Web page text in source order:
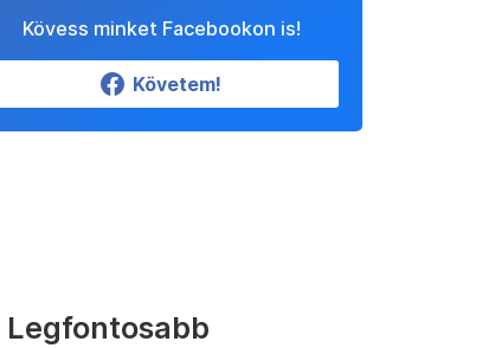
Kövess minket Facebookon is!
Követem!
Legfontosabb